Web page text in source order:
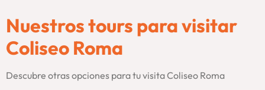
Nuestros tours para visitar
Coliseo Roma
Descubre otras opciones para tu visita Coliseo Roma